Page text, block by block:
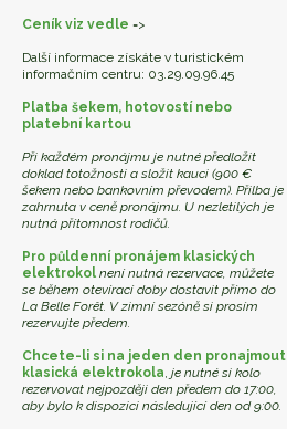
Ceník viz vedle =>
Další informace získáte v turistickém
informačním centru: 03.29.09.96.45
Platba šekem, hotovostí nebo
platební kartou
Při každém pronájmu je nutné předložit
doklad totožnosti a složit kauci (900 €
šekem nebo bankovním převodem). Přilba je
zahrnuta v ceně pronájmu. U nezletilých je
nutná přítomnost rodičů.
Pro půldenní pronájem klasických
elektrokol není nutná rezervace, můžete
se během otevírací doby dostavit přímo do
La Belle Forêt. V zimní sezóně si prosím
rezervujte předem.
Chcete-li si na jeden den pronajmout
klasická elektrokola, je nutné si kolo
rezervovat nejpozději den předem do 17:00,
aby bylo k dispozici následující den od 9:00.